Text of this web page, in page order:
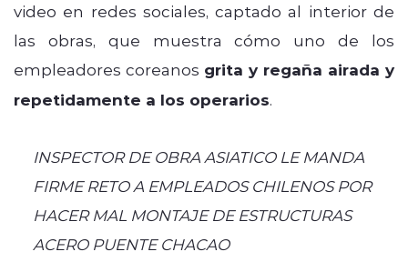
video en redes sociales, captado al interior de
las obras, que muestra cómo uno de los
empleadores coreanos grita y regaña airada y
repetidamente a los operarios.
INSPECTOR DE OBRA ASIATICO LE MANDA
FIRME RETO A EMPLEADOS CHILENOS POR
HACER MAL MONTAJE DE ESTRUCTURAS
ACERO PUENTE CHACAO